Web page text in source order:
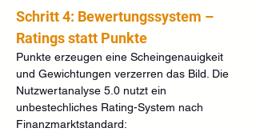
Schritt 4: Bewertungssystem –
Ratings statt Punkte
Punkte erzeugen eine Scheingenauigkeit
und Gewichtungen verzerren das Bild. Die
Nutzwertanalyse 5.0 nutzt ein
unbestechliches Rating-System nach
Finanzmarktstandard: